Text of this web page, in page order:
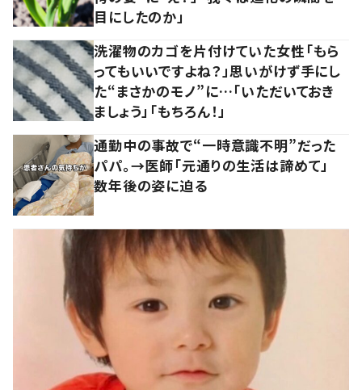
目にしたのか」
洗濯物のカゴを片付けていた女性「もら
ってもいいですよね？」思いがけず手にし
た“まさかのモノ”に…「いただいておき
ましょう」「もちろん！」
通勤中の事故で“一時意識不明”だった
パパ。→医師「元通りの生活は諦めて」
数年後の姿に迫る